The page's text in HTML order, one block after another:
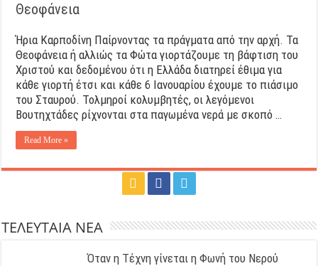
Θεοφάνεια
Ήρια Καρποδίνη Παίρνοντας τα πράγματα από την αρχή. Τα
Θεοφάνεια ή αλλιώς τα Φώτα γιορτάζουμε τη βάφτιση του
Χριστού και δεδομένου ότι η Ελλάδα διατηρεί έθιμα για
κάθε γιορτή έτσι και κάθε 6 Ιανουαρίου έχουμε το πιάσιμο
του Σταυρού. Τολμηροί κολυμβητές, οι λεγόμενοι
Βουτηχτάδες ρίχνονται στα παγωμένα νερά με σκοπό …
Read More »
ΤΕΛΕΥΤΑΙΑ ΝΕΑ
Όταν η Τέχνη γίνεται η Φωνή του Νερού